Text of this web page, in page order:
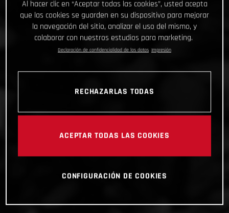
Al hacer clic en “Aceptar todas las cookies”, usted acepta
que las cookies se guarden en su dispositivo para mejorar
la navegación del sitio, analizar el uso del mismo, y
colaborar con nuestros estudios para marketing.
Declaración de confidencialidad de los datos Impresión
RECHAZARLAS TODAS
ACEPTAR TODAS LAS COOKIES
CONFIGURACIÓN DE COOKIES